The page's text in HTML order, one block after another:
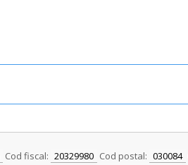
Cod fiscal: 20329980 Cod postal: 030084